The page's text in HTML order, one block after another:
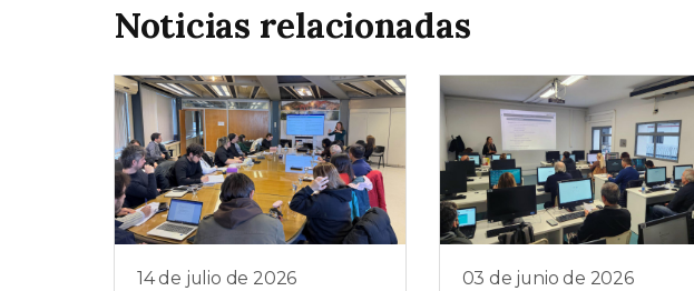
Noticias relacionadas
14 de julio de 2026 03 de junio de 2026